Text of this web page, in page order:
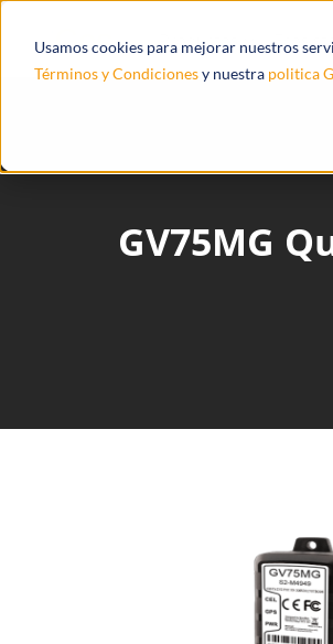
Usamos cookies para mejorar nuestros
Términos y Condicionesy nuestra politica
Productos
GV75MG